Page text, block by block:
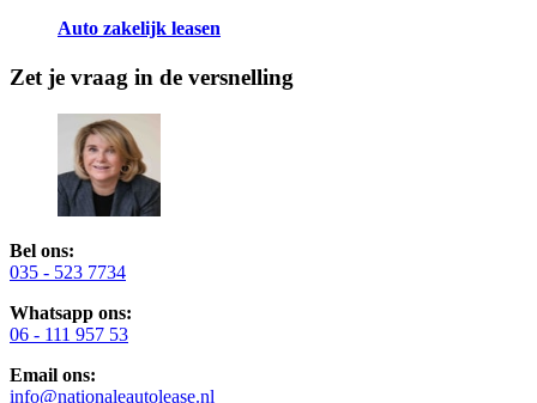
Auto zakelijk leasen
Zet je vraag in de versnelling
Bel ons:
035 - 523 7734
Whatsapp ons:
06 - 111 957 53
Email ons:
info@nationaleautolease.nl